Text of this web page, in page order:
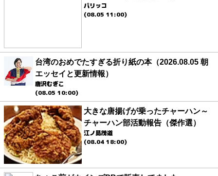
パリッコ
(08.05 11:00)
台湾のおめでたすぎる折り紙の本（2026.08.05 朝
エッセイと更新情報）
唐沢むぎこ
(08.05 10:00)
大きな唐揚げが乗ったチャーハン～
チャーハン部活動報告（傑作選）
江ノ島茂道
(08.04 18:00)